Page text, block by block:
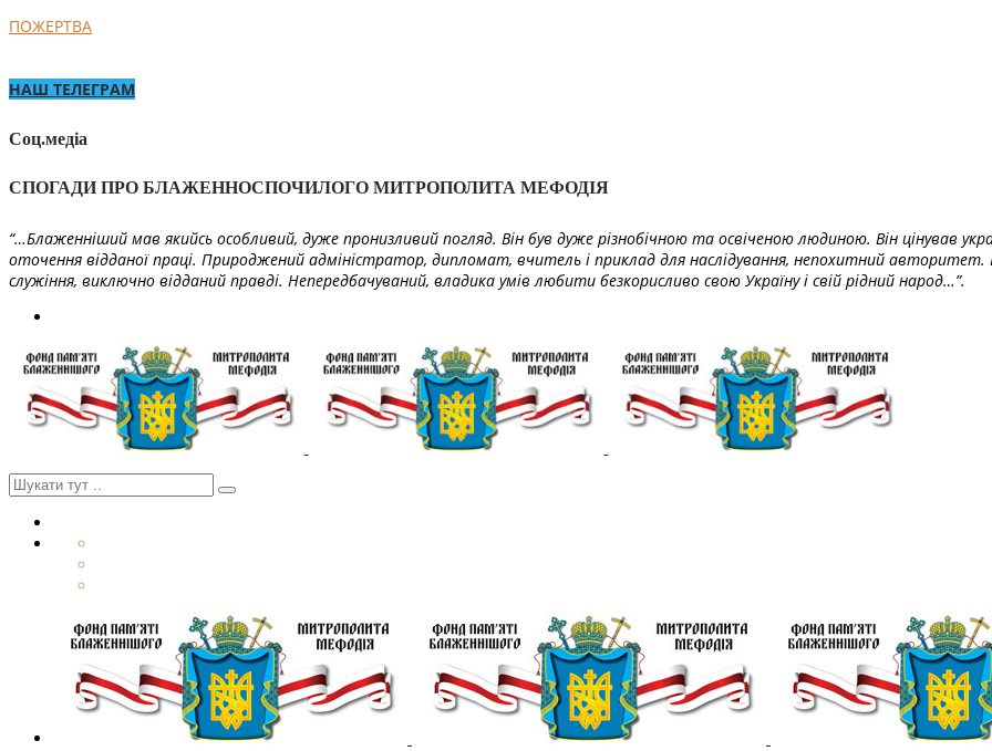
ПОЖЕРТВА
НАШ ТЕЛЕГРАМ
Соц.медіа
СПОГАДИ ПРО БЛАЖЕННОСПОЧИЛОГО МИТРОПОЛИТА МЕФОДІЯ
“…Блаженніший мав якийсь особливий, дуже пронизливий погляд. Він був дуже різнобічною та освіченою людиною. Він цінував
оточення відданої праці. Природжений адміністратор, дипломат, вчитель і приклад для наслідування, непохитний
служіння, виключно відданий правді. Непередбачуваний, владика умів любити безкорисливо свою Україну і свій рідний народ…”.